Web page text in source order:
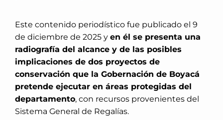
Este contenido periodístico fue publicado el 9
de diciembre de 2025 y en él se presenta una
radiografía del alcance y de las posibles
implicaciones de dos proyectos de
conservación que la Gobernación de Boyacá
pretende ejecutar en áreas protegidas del
departamento, con recursos provenientes del
Sistema General de Regalías.